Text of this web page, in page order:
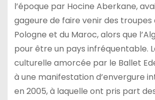
l’époque par Hocine Aberkane,
gageure de faire venir des troupes
Pologne et du Maroc, alors que
pour être un pays infréquentable.
culturelle amorcée par le Ballet
à une manifestation d’envergure
en 2005, à laquelle ont pris part